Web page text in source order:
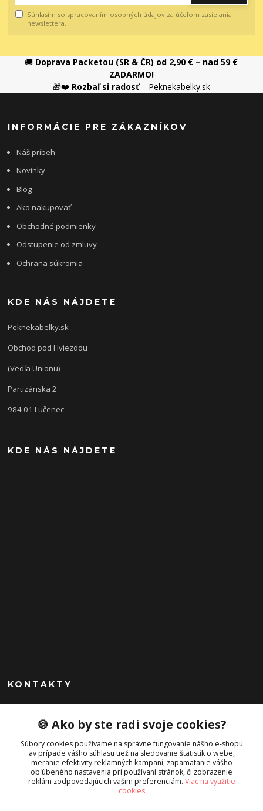
Súhlasím so spracovaním osobných údajov za účelom zasielania
newslettera.
🚚 Doprava Packetou (SR & ČR) od 2,90 € – nad 59 €
ZADARMO!
🎁❤️ Rozbaľ si radosť– Peknekabelky.sk
INFORMÁCIE PRE ZÁKAZNÍKOV
Náš príbeh
Novinky
Blog
Ako nakupovať
Obchodné podmienky
Odstupenie od zmluvy
Ochrana súkromia
KDE NÁS NÁJDETE
Peknekabelky.sk
Obchod pod Hviezdou
(Vedľa Unionu)
Partizánska 2
984 01 Lučenec
KDE NÁS NÁJDETE
KONTAKTY
Peknekabelky.sk
+421 949747302
Po-Pia 10-16
info@peknekabelky.sk
🍪 Ako by ste radi svoje cookies?
Súbory cookies používame na správne fungovanie nášho e-shopu
av prípade vášho súhlasu tiež na sledovanie štatistík o webe,
meranie efektivity reklamných kampaní, zapamätanie vášho
obľúbeného nastavenia pri používaní stránok, či zobrazenie
reklám zodpovedajúcich vašim preferenciám. Viac na využitie
cookies